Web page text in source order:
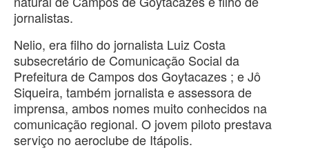
jornalistas.
Nelio, era filho do jornalista Luiz Costa
subsecretário de Comunicação Social da
Prefeitura de Campos dos Goytacazes ; e Jô
Siqueira, também jornalista e assessora de
imprensa, ambos nomes muito conhecidos na
comunicação regional. O jovem piloto prestava
serviço no aeroclube de Itápolis.